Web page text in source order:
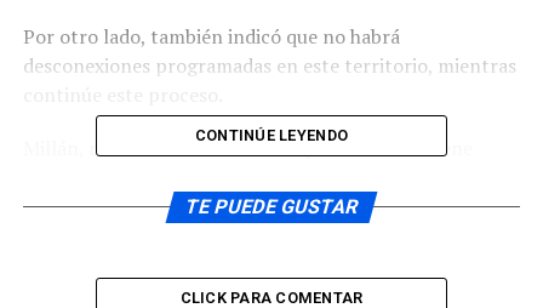
Por otro lado, también indicó que no habrá
desconexiones programadas en este territorio, mientras
Millán, recordó a la comunidad que Saesa mantiene
gratuito al 4020.
CONTINÚE LEYENDO
TE PUEDE GUSTAR
CLICK PARA COMENTAR